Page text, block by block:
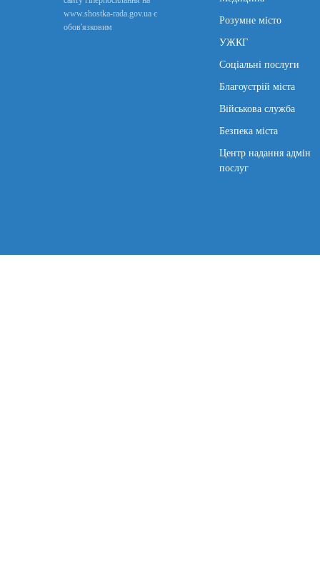
www.shostka-rada.gov.ua є
обов'язковим
Розумне місто
УЖКГ
Соціальні послуги
Благоустрій міста
Військова служба
Безпека міста
Центр надання адмін
послуг